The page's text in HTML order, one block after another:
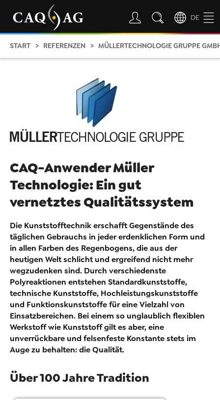
DE
START REFERENZEN MÜLLERTECHNOLOGIE GRUPPE
CAQ-Anwender Müller
Technologie: Ein gut
vernetztes Qualitätssystem
Die Kunststofftechnik erschafft Gegenstände des
täglichen Gebrauchs in jeder erdenklichen Form und
in allen Farben des Regenbogens, die aus der
heutigen Welt schlicht und ergreifend nicht mehr
wegzudenken sind. Durch verschiedenste
Polyreaktionen entstehen Standardkunststoffe,
technische Kunststoffe, Hochleistungskunststoffe
und Funktionskunststoffe für eine Vielzahl von
Einsatzbereichen. Bei einem so unglaublich flexiblen
Werkstoff wie Kunststoff gilt es aber, eine
unverrückbare und felsenfeste Konstante stets im
Auge zu behalten: die Qualität.
Über 100 Jahre Tradition